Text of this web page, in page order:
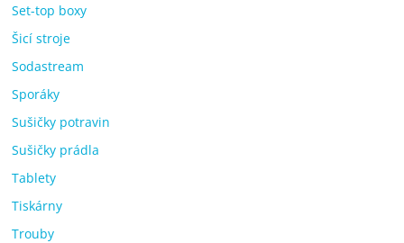
Set-top boxy
Šicí stroje
Sodastream
Sporáky
Sušičky potravin
Sušičky prádla
Tablety
Tiskárny
Trouby